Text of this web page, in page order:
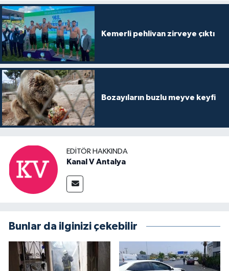
Kemerli pehlivan zirveye çıktı
Bozayıların buzlu meyve keyfi
EDITÖR HAKKINDA
Kanal V Antalya
Bunlar da ilginizi çekebilir